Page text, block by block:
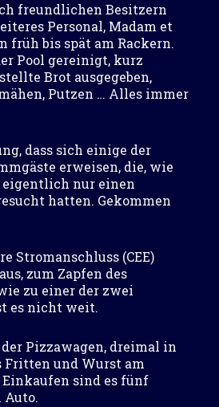
freundlichen Besitzern
Personal, Madam et
früh bis spät am Rackern.
Pool gereinigt, kurz
Brot ausgegeben,
Putzen … Alles immer
dass sich einige der
erweisen, die, wie
nur einen
hatten. Gekommen
Stromanschluss (CEE)
zum Zapfen des
zu einer der zwei
es nicht weit.
Pizzawagen, dreimal in
Fritten und Wurst am
sind es fünf